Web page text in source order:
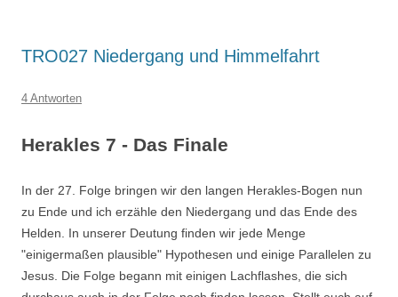
TRO027 Niedergang und Himmelfahrt
4 Antworten
Herakles 7 - Das Finale
In der 27. Folge bringen wir den langen Herakles-Bogen nun
zu Ende und ich erzähle den Niedergang und das Ende des
Helden. In unserer Deutung finden wir jede Menge
"einigermaßen plausible" Hypothesen und einige Parallelen zu
Jesus. Die Folge begann mit einigen Lachflashes, die sich